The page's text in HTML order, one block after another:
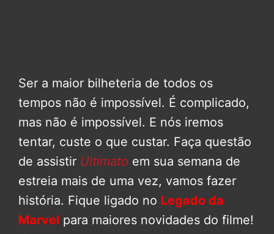
Ser a maior bilheteria de todos os
tempos não é impossível. É complicado,
mas não é impossível. E nós iremos
tentar, custe o que custar. Faça questão
de assistir Ultimato em sua semana de
estreia mais de uma vez, vamos fazer
história. Fique ligado no Legado da
Marvel para maiores novidades do filme!